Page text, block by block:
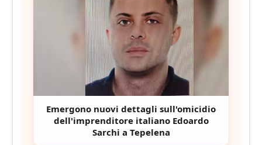
Emergono nuovi dettagli sull'omicidio
dell'imprenditore italiano Edoardo
Sarchi a Tepelena